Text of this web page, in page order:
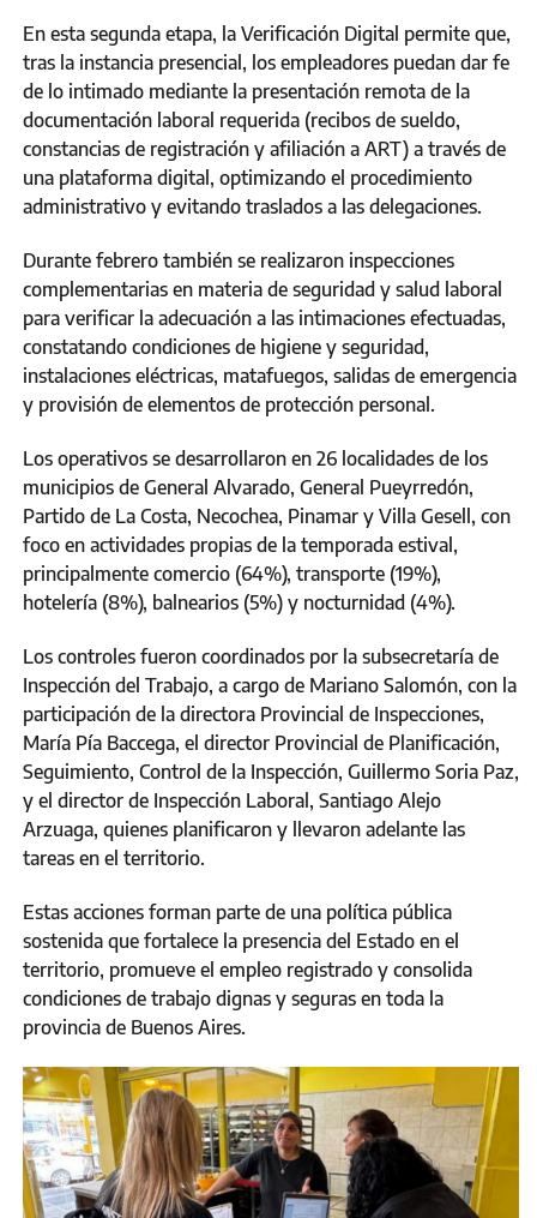
En esta segunda etapa, la Verificación Digital permite que,
tras la instancia presencial, los empleadores puedan dar fe
de lo intimado mediante la presentación remota de la
documentación laboral requerida (recibos de sueldo,
constancias de registración y afiliación a ART) a través de
una plataforma digital, optimizando el procedimiento
administrativo y evitando traslados a las delegaciones.
Durante febrero también se realizaron inspecciones
complementarias en materia de seguridad y salud laboral
para verificar la adecuación a las intimaciones efectuadas,
constatando condiciones de higiene y seguridad,
instalaciones eléctricas, matafuegos, salidas de emergencia
y provisión de elementos de protección personal.
Los operativos se desarrollaron en 26 localidades de los
municipios de General Alvarado, General Pueyrredón,
Partido de La Costa, Necochea, Pinamar y Villa Gesell, con
foco en actividades propias de la temporada estival,
principalmente comercio (64%), transporte (19%),
hotelería (8%), balnearios (5%) y nocturnidad (4%).
Los controles fueron coordinados por la subsecretaría de
Inspección del Trabajo, a cargo de Mariano Salomón, con la
participación de la directora Provincial de Inspecciones,
María Pía Baccega, el director Provincial de Planificación,
Seguimiento, Control de la Inspección, Guillermo Soria Paz,
y el director de Inspección Laboral, Santiago Alejo
Arzuaga, quienes planificaron y llevaron adelante las
tareas en el territorio.
Estas acciones forman parte de una política pública
sostenida que fortalece la presencia del Estado en el
territorio, promueve el empleo registrado y consolida
condiciones de trabajo dignas y seguras en toda la
provincia de Buenos Aires.